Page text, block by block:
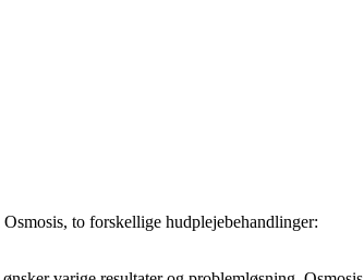
to forskellige hudplejebehandlinger: